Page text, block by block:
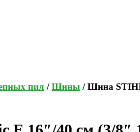
пил /Шины / Шина